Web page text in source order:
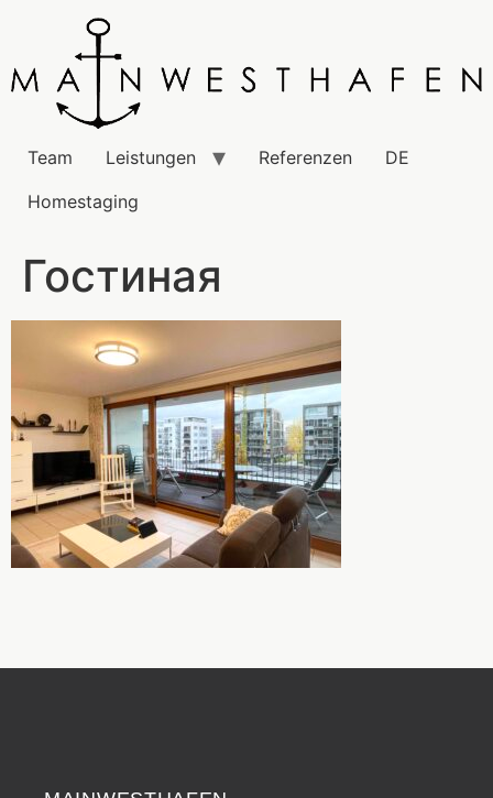
Team Leistungen Referenzen
DE
Homestaging
Гостиная